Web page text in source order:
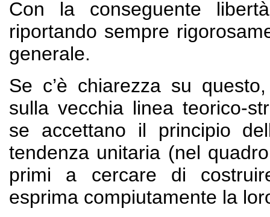
Con la conseguente
riportando sempre
generale.
Se c’è chiarezza su
sulla vecchia linea teorico-
se accettano il principio
tendenza unitaria (nel
primi a cercare di
esprima compiutamente la